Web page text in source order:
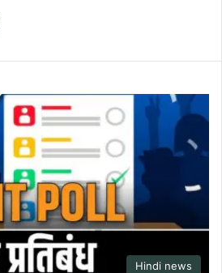
Hindi news